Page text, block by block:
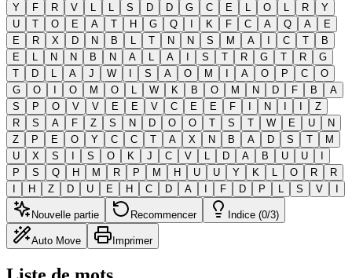
Y
F R V L L S D D G C E L O L R
Y
U
T O E A T H G Q I K F C A Q A
E
E
R X D N B L T N N S M A I C T
B
E
L N N B N A L A I S T R G T R
G
T
D L A J W I S A O M I A O P C
O
G
O I O M O L W K B O M N D F B
A
S
P O V V E E V C E E F I N I I
Z
R
S A F Z S N D O O T S T W E U
N
Z
P E O Y C C T A X N B A D S T
M
U
X S I S O K J C V L D A B U U
I
P
S Q H M R P M H U U Y K L O R
R
I
H Z D U E H C D A I F D P L S V I
Nouvelle partie Recommencer Indice (0/3)
Auto Move Imprimer